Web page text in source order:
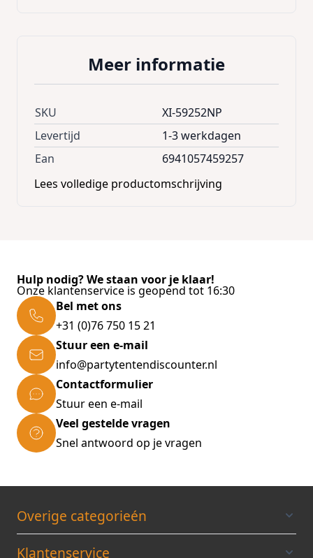
Meer informatie
SKU
XI-59252NP
Levertijd
1-3 werkdagen
Ean
6941057459257
Lees volledige productomschrijving
Hulp nodig? We staan voor je klaar!
Onze klantenservice is geopend tot 16:30
Bel met ons
+31 (0)76 750 15 21
Stuur een e-mail
info@partytentendiscounter.nl
Contactformulier
Stuur een e-mail
Veel gestelde vragen
Snel antwoord op je vragen
Overige categorieén
Klantenservice